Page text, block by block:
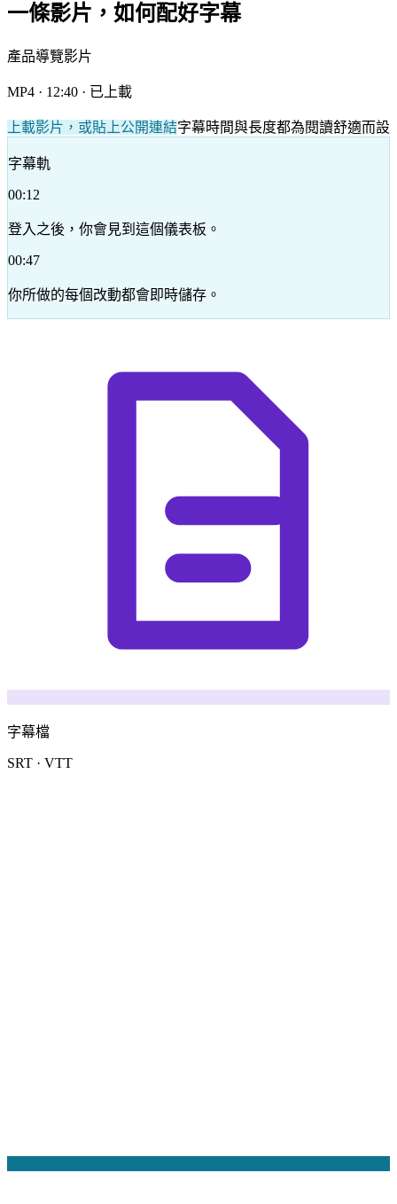
一條影片，如何配好字幕
產品導覽影片
MP4 · 12:40 · 已上載
上載影片，或貼上公開連結字幕時間與長度都為閱讀舒適而設
字幕軌
00:12
登入之後，你會見到這個儀表板。
00:47
你所做的每個改動都會即時儲存。
字幕檔
SRT · VTT